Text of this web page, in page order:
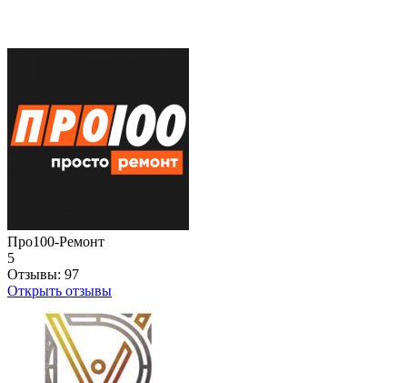
Про100-Ремонт
5
Отзывы: 97
Открыть отзывы